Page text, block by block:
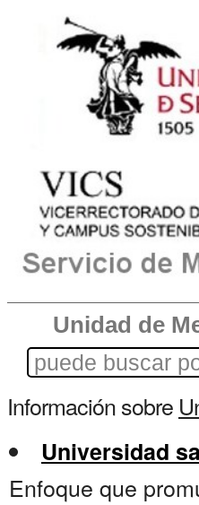
Unidad de
Información sobre
Universidad
Enfoque que